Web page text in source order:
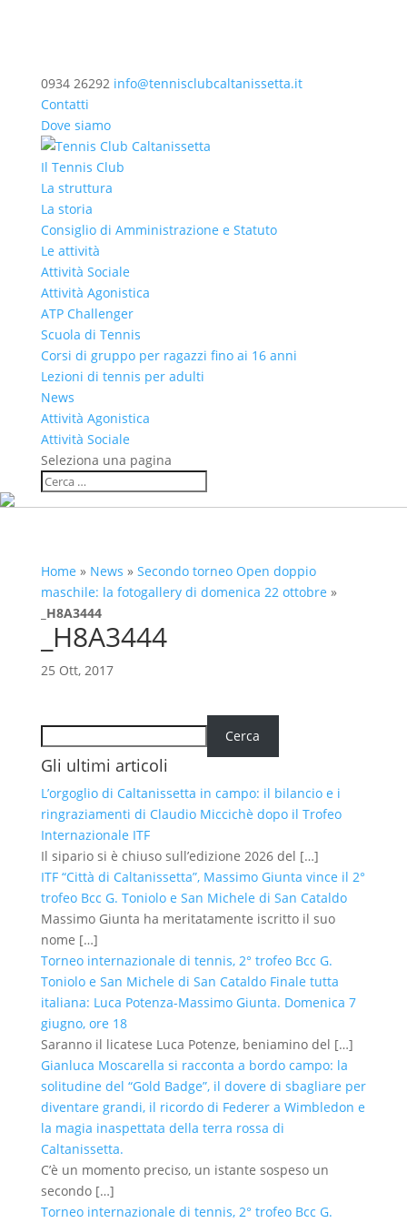
0934 26292 info@tennisclubcaltanissetta.it
Contatti
Dove siamo
Il Tennis Club
La struttura
La storia
Consiglio di Amministrazione e Statuto
Le attività
Attività Sociale
Attività Agonistica
ATP Challenger
Scuola di Tennis
Corsi di gruppo per ragazzi fino ai 16 anni
Lezioni di tennis per adulti
News
Attività Agonistica
Attività Sociale
Seleziona una pagina
Home » News » Secondo torneo Open doppio
maschile: la fotogallery di domenica 22 ottobre »
_H8A3444
_H8A3444
25 Ott, 2017
Cerca
Cerca
Gli ultimi articoli
L’orgoglio di Caltanissetta in campo: il bilancio e i
ringraziamenti di Claudio Miccichè dopo il Trofeo
Internazionale ITF
Il sipario si è chiuso sull’edizione 2026 del […]
ITF “Città di Caltanissetta”, Massimo Giunta vince il 2°
trofeo Bcc G. Toniolo e San Michele di San Cataldo
Massimo Giunta ha meritatamente iscritto il suo
nome […]
Torneo internazionale di tennis, 2° trofeo Bcc G.
Toniolo e San Michele di San Cataldo Finale tutta
italiana: Luca Potenza-Massimo Giunta. Domenica 7
giugno, ore 18
Saranno il licatese Luca Potenze, beniamino del […]
Gianluca Moscarella si racconta a bordo campo: la
solitudine del “Gold Badge”, il dovere di sbagliare per
diventare grandi, il ricordo di Federer a Wimbledon e
la magia inaspettata della terra rossa di
Caltanissetta.
C’è un momento preciso, un istante sospeso un
secondo […]
Torneo internazionale di tennis, 2° trofeo Bcc G.